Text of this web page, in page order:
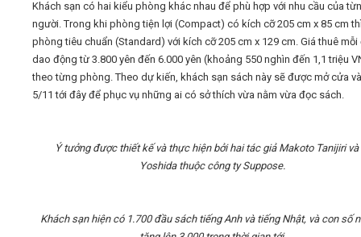
Khách sạn có hai kiểu phòng khác nhau để phù hợp với nhu cầu của
người. Trong khi phòng tiện lợi (Compact) có kích cỡ 205 cm x 85 cm
phòng tiêu chuẩn (Standard) với kích cỡ 205 cm x 129 cm. Giá thuê mỗi
dao động từ 3.800 yên đến 6.000 yên (khoảng 550 nghìn đến 1,1 triệu
theo từng phòng. Theo dự kiến, khách sạn sách này sẽ được mở cửa
5/11 tới đây để phục vụ những ai có sở thích vừa nằm vừa đọc sách.
Ý tưởng được thiết kế và thực hiện bởi hai tác giả Makoto Tanijiri và
Yoshida thuộc công ty Suppose.
Khách sạn hiện có 1.700 đầu sách tiếng Anh và tiếng Nhật, và con số